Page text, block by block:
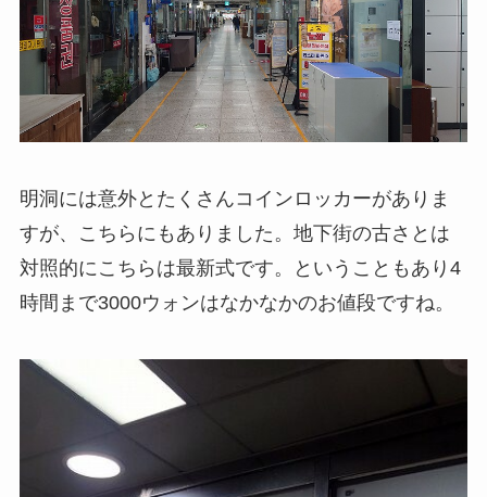
明洞には意外とたくさんコインロッカーがありま
すが、こちらにもありました。地下街の古さとは
対照的にこちらは最新式です。ということもあり4
時間まで3000ウォンはなかなかのお値段ですね。